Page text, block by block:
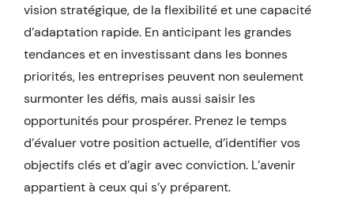
vision stratégique, de la flexibilité et une capacité
d’adaptation rapide. En anticipant les grandes
tendances et en investissant dans les bonnes
priorités, les entreprises peuvent non seulement
surmonter les défis, mais aussi saisir les
opportunités pour prospérer. Prenez le temps
d’évaluer votre position actuelle, d’identifier vos
objectifs clés et d’agir avec conviction. L’avenir
appartient à ceux qui s’y préparent.